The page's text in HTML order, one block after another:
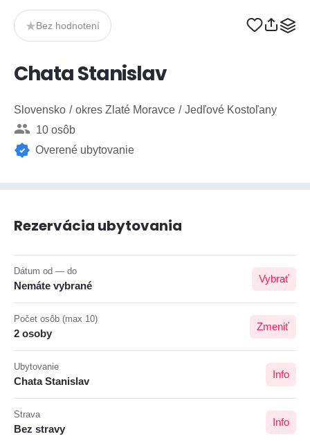
Bez hodnotení
Chata Stanislav
Slovensko okres Zlaté Moravce
Jedľové Kostoľany
10 osôb
Overené ubytovanie
Rezervácia ubytovania
Dátum od — do
Nemáte vybrané
Vybrať
Počet osôb (max 10)
2 osoby
Zmeniť
Ubytovanie
Chata Stanislav
Info
Strava
Bez stravy
Info